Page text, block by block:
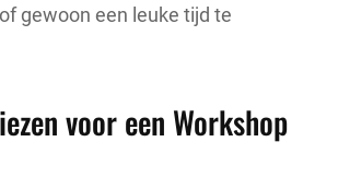
gewoon een leuke tijd te
voor een Workshop